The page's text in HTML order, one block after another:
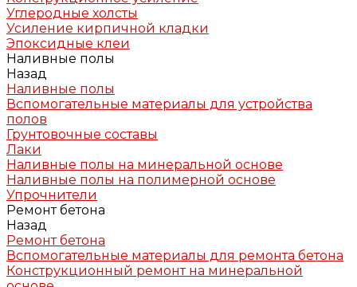
Углеродные холсты
Усиление кирпичной кладки
Эпоксидные клеи
Наливные полы
Назад
Наливные полы
Вспомогательные материалы для устройства
полов
Грунтовочные составы
Лаки
Наливные полы на минеральной основе
Наливные полы на полимерной основе
Упрочнители
Ремонт бетона
Назад
Ремонт бетона
Вспомогательные материалы для ремонта бетона
Конструкционный ремонт на минеральной